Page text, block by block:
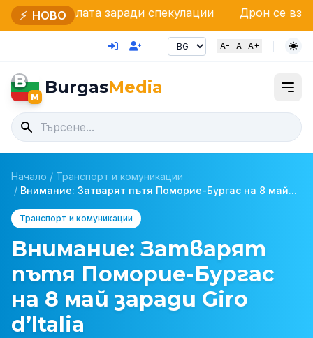
⚡ НОВО
заради спекулации Дрон се взриви на
A- A A+
B
M BurgasMedia
Начало / Транспорт и комуникации
/ Внимание: Затварят пътя Поморие-Бургас на 8 май...
Транспорт и комуникации
Внимание: Затварят
пътя Поморие-Бургас
на 8 май заради Giro
d’Italia